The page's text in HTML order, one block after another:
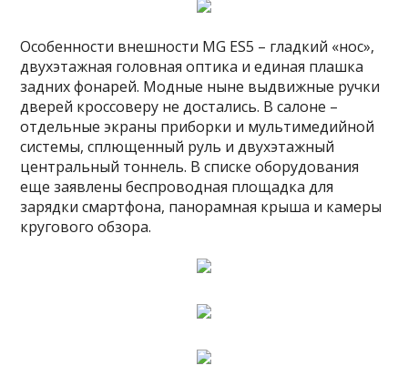
Особенности внешности MG ES5 – гладкий «нос»,
двухэтажная головная оптика и единая плашка
задних фонарей. Модные ныне выдвижные ручки
дверей кроссоверу не достались. В салоне –
отдельные экраны приборки и мультимедийной
системы, сплющенный руль и двухэтажный
центральный тоннель. В списке оборудования
еще заявлены беспроводная площадка для
зарядки смартфона, панорамная крыша и камеры
кругового обзора.